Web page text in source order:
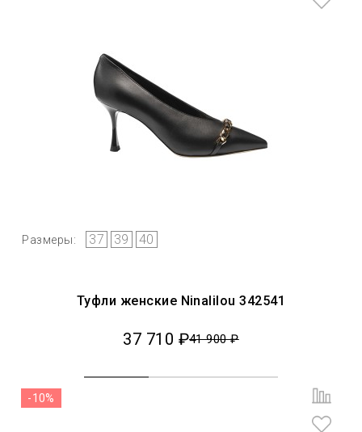
Размеры: 37 39 40
Туфли женские Ninalilou 342541
37 710 ₽41 900 ₽
-10%